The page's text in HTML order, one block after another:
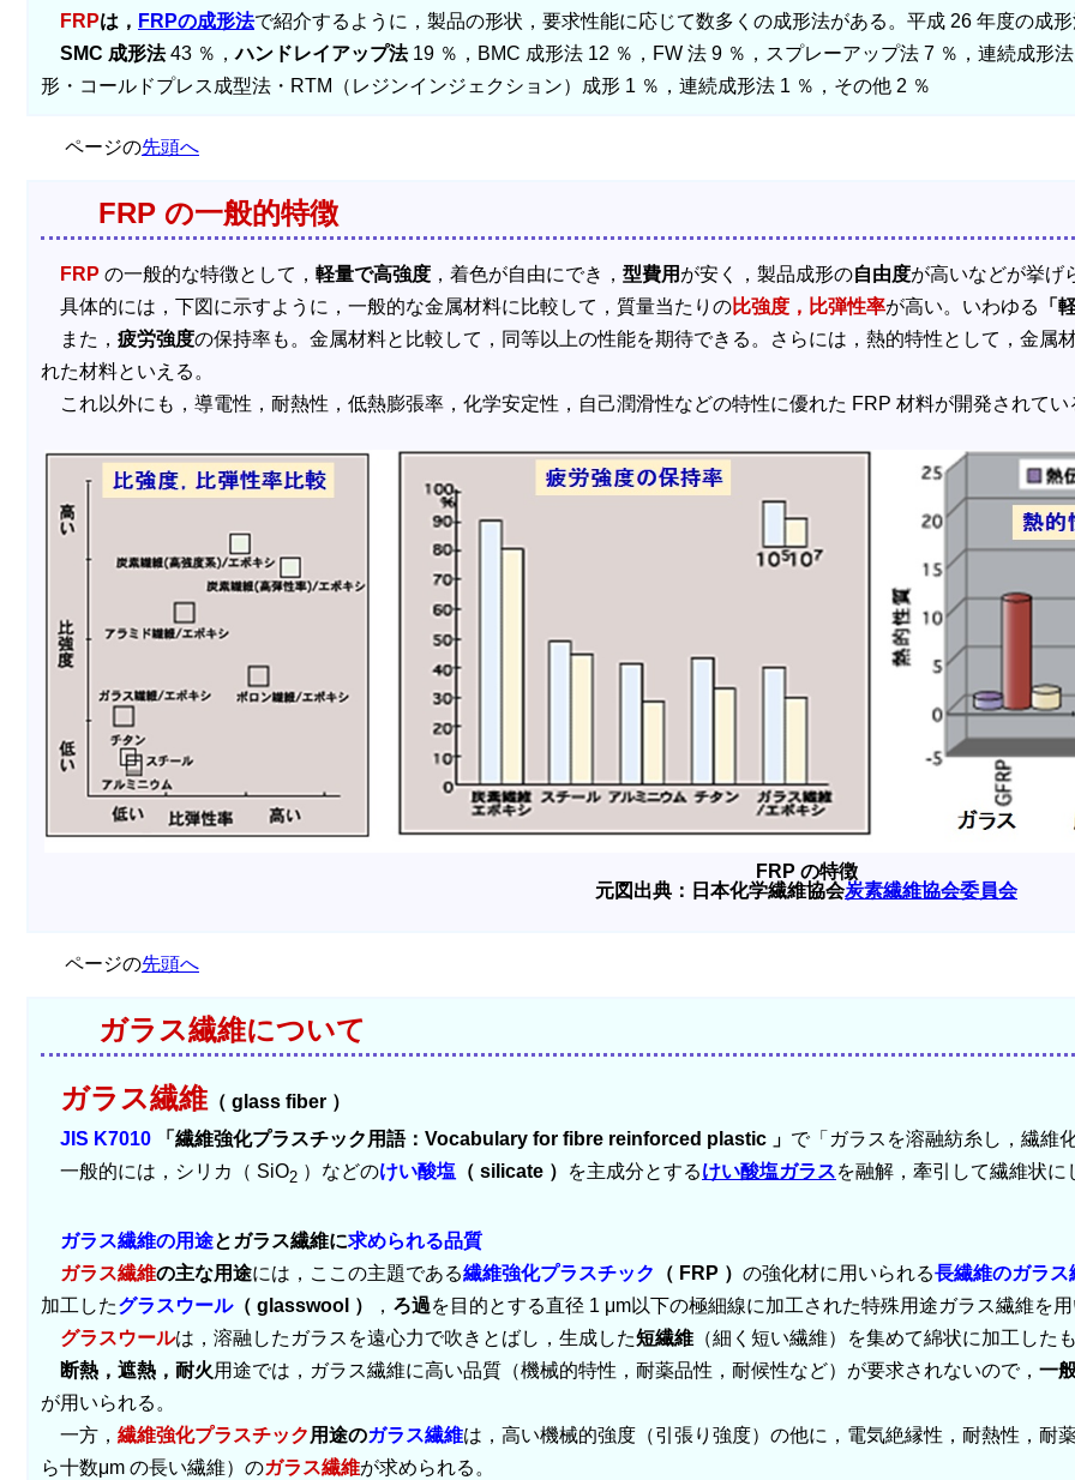
FRPは， FRPの成形法で紹介するように，製品の形状，要求性能に応じて数多くの成形法がある。平成 26 年度の成
SMC 成形法43 ％，ハンドレイアップ法19 ％，BMC 成形法 12 ％，FW 法 9 ％，スプレーアップ法 7 ％，連続成形
形・コールドプレス成型法・RTM（レジンインジェクション）成形 1 ％，連続成形法 1 ％，その他 2 ％
ページの先頭へ
FRP の一般的特徴
FRP の一般的な特徴として， 軽量で高強度 ，着色が自由にでき， 型費用 が安く，製品成形の自由度が高いなどが挙げ
具体的には，下図に示すように，一般的な金属材料に比較して，質量当たりの比強度，比弾性率が高い。いわゆる 「
また， 疲労強度の保持率も。金属材料と比較して，同等以上の性能を期待できる。さらには，熱的特性として，金属
れた材料といえる。
これ以外にも，導電性，耐熱性，低熱膨張率，化学安定性，自己潤滑性などの特性に優れた FRP 材料が開発されてい
FRP の特徴
元図出典：日本化学繊維協会炭素繊維協会委員会
ページの先頭へ
ガラス繊維について
ガラス繊維（ glass fiber ）
JIS K7010 「繊維強化プラスチック用語：Vocabulary for fibre reinforced plastic 」 で「ガラスを溶融紡糸し，繊維
一般的には，シリカ（ SiO2 ）などのけい酸塩 （ silicate ） を主成分とするけい酸塩ガラスを融解，牽引して繊維状に
ガラス繊維の用途とガラス繊維に求められる品質
ガラス繊維の主な用途には，ここの主題である繊維強化プラスチック （ FRP ） の強化材に用いられる長繊維のガラス
加工したグラスウール（ glasswool ） ， ろ過を目的とする直径 1 μm以下の極細線に加工された特殊用途ガラス繊維を用
グラスウールは，溶融したガラスを遠心力で吹きとばし，生成した短繊維 （細く短い繊維）を集めて綿状に加工した
断熱，遮熱，耐火用途では，ガラス繊維に高い品質（機械的特性，耐薬品性，耐候性など）が要求されないので， 一
が用いられる。
一方， 繊維強化プラスチック 用途のガラス繊維は，高い機械的強度（引張り強度）の他に，電気絶縁性，耐熱性，耐
ら十数μm の長い繊維）のガラス繊維が求められる。